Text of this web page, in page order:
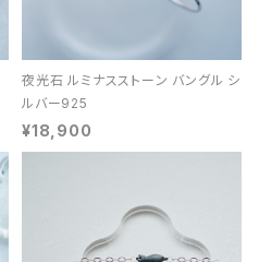
夜光石 ルミナスストーン バングル シ
ルバー925
¥18,900